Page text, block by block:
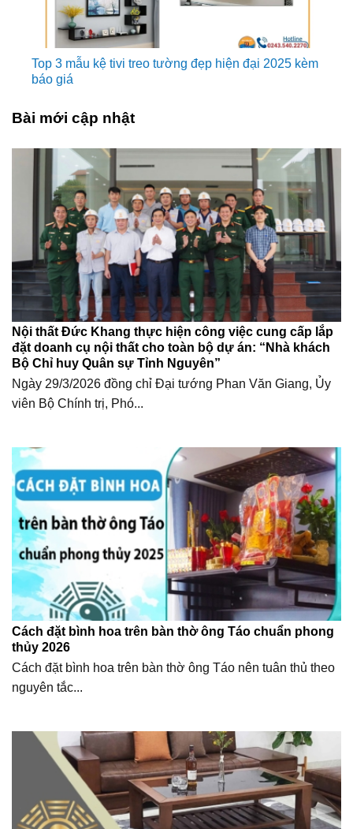
Top 3 mẫu kệ tivi treo tường đẹp hiện đại 2025 kèm
báo giá
Bài mới cập nhật
Nội thất Đức Khang thực hiện công việc cung cấp lắp
đặt doanh cụ nội thất cho toàn bộ dự án: “Nhà khách
Bộ Chỉ huy Quân sự Tỉnh Nguyên”
Ngày 29/3/2026 đồng chỉ Đại tướng Phan Văn Giang, Ủy
viên Bộ Chính trị, Phó...
Cách đặt bình hoa trên bàn thờ ông Táo chuẩn phong
thủy 2026
Cách đặt bình hoa trên bàn thờ ông Táo nên tuân thủ theo
nguyên tắc...